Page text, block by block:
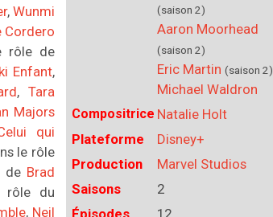
(saison 2)
Aaron Moorhead
(saison 2)
Eric Martin (saison 2)
Michael Waldron
Compositrice Natalie Holt
Plateforme
Disney+
Production
Marvel Studios
Saisons
2
Épisodes
12
,Wunmi
Cordero
rôle de
Enfant,
,Tara
Majors
qui
le rôle
de Brad
rôle du
, Neil